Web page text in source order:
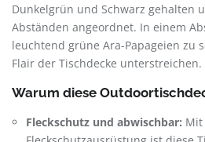
Dunkelgrün und Schwarz gehalten
Abständen angeordnet. In einem
leuchtend grüne Ara-Papageien zu
Flair der Tischdecke unterstreichen.
Warum diese
Fleckschutz und abwischbar: